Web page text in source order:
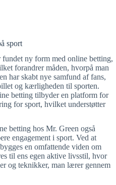
sport
ny form med online betting,
forandrer måden, hvorpå man
har skabt nye samfund af fans,
og kærligheden til sporten.
betting tilbyder en platform for
for sport, hvilket understøtter
betting hos Mr. Green også
engagement i sport. Ved at
en omfattende viden om
til ens egen aktive livsstil, hvor
og teknikker, man lærer gennem